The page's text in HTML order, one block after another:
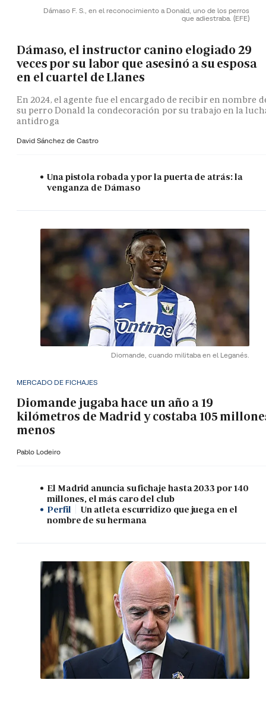
Dámaso F. S., en el reconocimiento a Donald, uno de los perros
que adiestraba. (EFE)
Dámaso, el instructor canino elogiado 29
veces por su labor que asesinó a su esposa
en el cuartel de Llanes
En 2024, el agente fue el encargado de recibir en nombre
su perro Donald la condecoración por su trabajo en la
antidroga
David Sánchez de Castro
Una pistola robada y por la puerta de atrás: la
venganza de Dámaso
Diomande, cuando militaba en el Leganés.
MERCADO DE FICHAJES
Diomande jugaba hace un año a 19
kilómetros de Madrid y costaba 105
menos
Pablo Lodeiro
El Madrid anuncia su fichaje hasta 2033 por 140
millones, el más caro del club
Perfil
Un atleta escurridizo que juega en el
nombre de su hermana